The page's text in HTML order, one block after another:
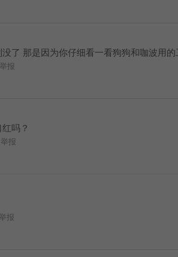
了 那是因为你仔细看一看狗狗和咖波用
举报
吗？
举报
举报